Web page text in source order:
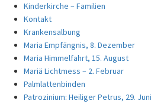
Kinderkirche – Familien
Kontakt
Krankensalbung
Maria Empfängnis, 8. Dezember
Maria Himmelfahrt, 15. August
Mariä Lichtmess – 2. Februar
Palmlattenbinden
Patrozinium: Heiliger Petrus, 29. Juni